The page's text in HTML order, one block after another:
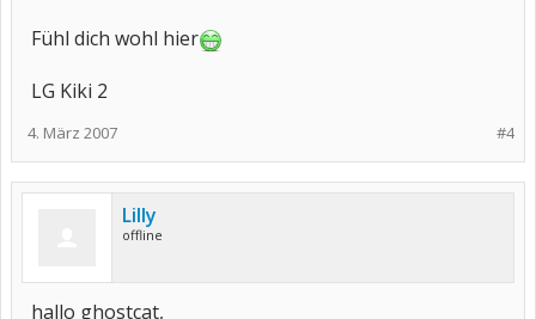
Fühl dich wohl hier
LG Kiki 2
#4
4. März 2007
Lilly
offline
hallo ghostcat,